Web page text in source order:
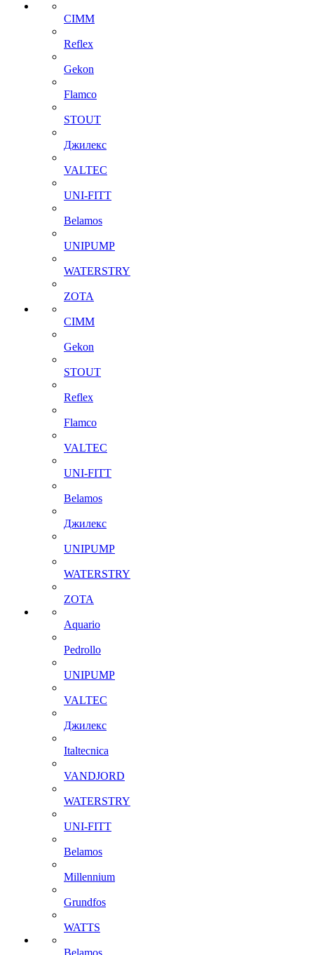
CIMM
Reflex
Gekon
Flamco
STOUT
Джилекс
VALTEC
UNI-FITT
Belamos
UNIPUMP
WATERSTRY
ZOTA
CIMM
Gekon
STOUT
Reflex
Flamco
VALTEC
UNI-FITT
Belamos
Джилекс
UNIPUMP
WATERSTRY
ZOTA
Aquario
Pedrollo
UNIPUMP
VALTEC
Джилекс
Italtecnica
VANDJORD
WATERSTRY
UNI-FITT
Belamos
Millennium
Grundfos
WATTS
Belamos